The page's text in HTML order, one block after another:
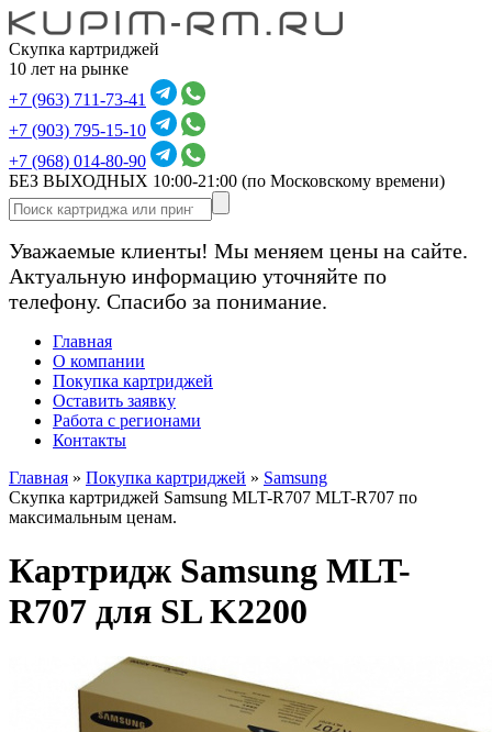
Скупка картриджей
10 лет на рынке
+7 (963) 711-73-41
+7 (903) 795-15-10
+7 (968) 014-80-90
БЕЗ ВЫХОДНЫХ 10:00-21:00 (по Московскому времени)
Уважаемые клиенты! Мы меняем цены на сайте.
Актуальную информацию уточняйте по
телефону. Спасибо за понимание.
Главная
О компании
Покупка картриджей
Оставить заявку
Работа с регионами
Контакты
Главная » Покупка картриджей » Samsung
Скупка картриджей Samsung MLT-R707 MLT-R707 по
максимальным ценам.
Картридж Samsung MLT-
R707 для SL K2200